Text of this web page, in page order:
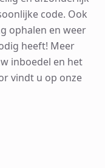
code. Ook
ophalen en weer
heeft! Meer
inboedel en het
vindt u op onze